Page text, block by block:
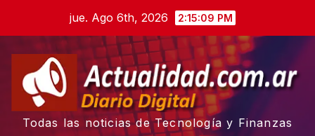
content
jue. Ago 6th, 2026 2:15:10 PM
Todas las noticias de Tecnología y Finanzas